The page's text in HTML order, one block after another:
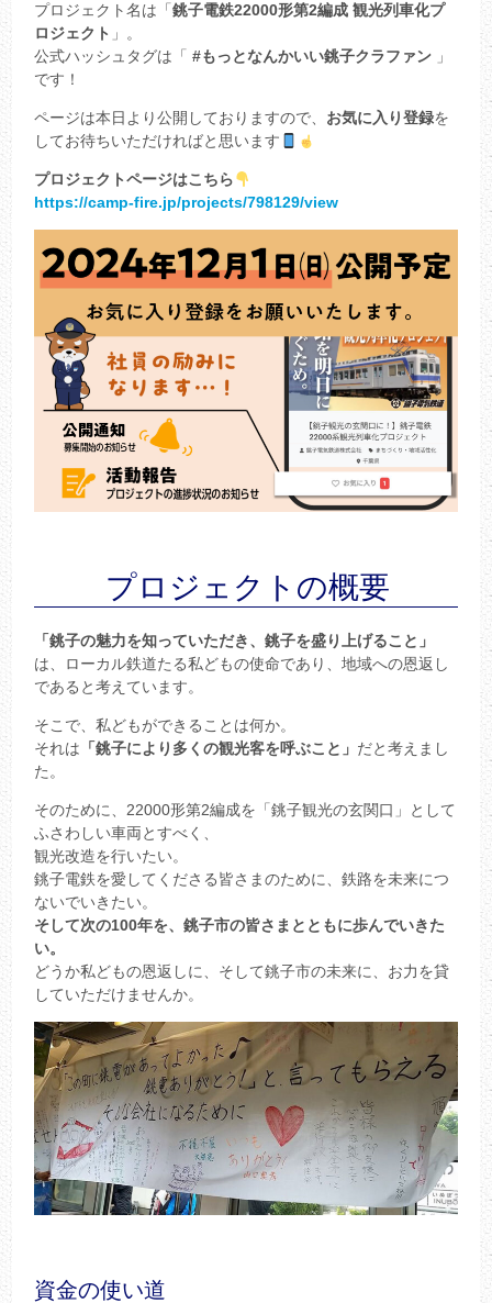
プロジェクト名は「銚子電鉄22000形第2編成 観光列車化プ
ロジェクト 」。
公式ハッシュタグは「 #もっとなんかいい銚子クラファン 」
です！
ページは本日より公開しておりますので、 お気に入り登録を
してお待ちいただければと思います
プロジェクトページはこちら
https://camp-fire.jp/projects/798129/view
プロジェクトの概要
「銚子の魅力を知っていただき、銚子を盛り上げること」
は、ローカル鉄道たる私どもの使命であり、地域への恩返し
であると考えています。
そこで、私どもができることは何か。
それは 「銚子により多くの観光客を呼ぶこと」 だと考えまし
た。
そのために、22000形第2編成を「銚子観光の玄関口」として
ふさわしい車両とすべく、
観光改造を行いたい。
銚子電鉄を愛してくださる皆さまのために、鉄路を未来につ
ないでいきたい。
そして次の100年を、銚子市の皆さまとともに歩んでいきた
い。
どうか私どもの恩返しに、そして銚子市の未来に、お力を貸
していただけませんか。
資金の使い道